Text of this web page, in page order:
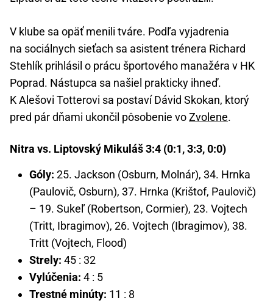
V klube sa opäť menili tváre. Podľa vyjadrenia
na sociálnych sieťach sa asistent trénera Richard
Stehlík prihlásil o prácu športového manažéra v HK
Poprad. Nástupca sa našiel prakticky ihneď.
K Alešovi Totterovi sa postaví Dávid Skokan, ktorý
pred pár dňami ukončil pôsobenie voZvolene.
Nitra vs. Liptovský Mikuláš 3:4 (0:1, 3:3, 0:0)
Góly: 25. Jackson (Osburn, Molnár), 34. Hrnka
(Paulovič, Osburn), 37. Hrnka (Krištof, Paulovič)
– 19. Sukeľ (Robertson, Cormier), 23. Vojtech
(Tritt, Ibragimov), 26. Vojtech (Ibragimov), 38.
Tritt (Vojtech, Flood)
Strely: 45 : 32
Vylúčenia: 4 : 5
Trestné minúty: 11 : 8